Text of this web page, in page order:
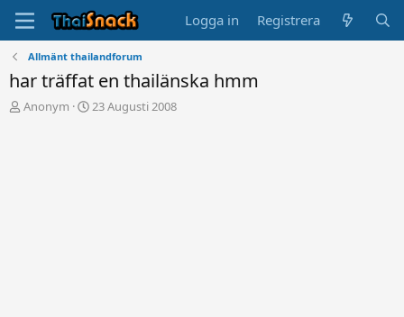
Logga in Registrera
Allmänt thailandforum
har träffat en thailänska hmm
T
Anonym
S
23 Augusti 2008